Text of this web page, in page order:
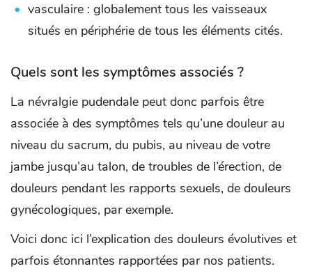
vasculaire : globalement tous les vaisseaux
situés en périphérie de tous les éléments cités.
Quels sont les symptômes associés ?
La névralgie pudendale peut donc parfois être
associée à des symptômes tels qu’une douleur au
niveau du sacrum, du pubis, au niveau de votre
jambe jusqu’au talon, de troubles de l’érection, de
douleurs pendant les rapports sexuels, de douleurs
gynécologiques, par exemple.
Voici donc ici l’explication des douleurs évolutives et
parfois étonnantes rapportées par nos patients.